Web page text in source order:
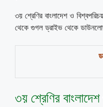
৩য় শ্রেণির বাংলাদেশ ও
থেকে গুগল ড্রাইভ থেকে
৩য় শ্রেণির